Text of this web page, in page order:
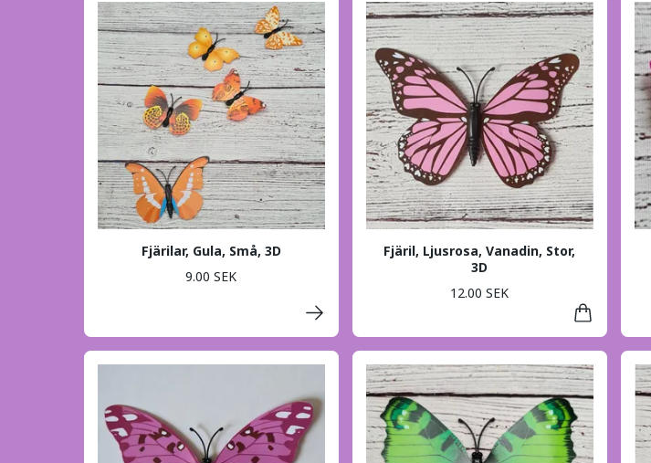
Fjärilar, Gula, Små, 3D
9.00 SEK
Fjäril, Ljusrosa, Vanadin, Stor,
3D
12.00 SEK